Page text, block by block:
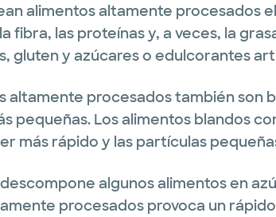
alimentos altamente procesados
fibra, las proteínas y, a veces, la
gluten y azúcares o edulcorantes
altamente procesados también son
pequeñas. Los alimentos blandos
más rápido y las partículas
algunos alimentos en
procesados provoca un